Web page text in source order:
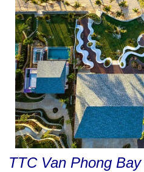
TTC Van Phong